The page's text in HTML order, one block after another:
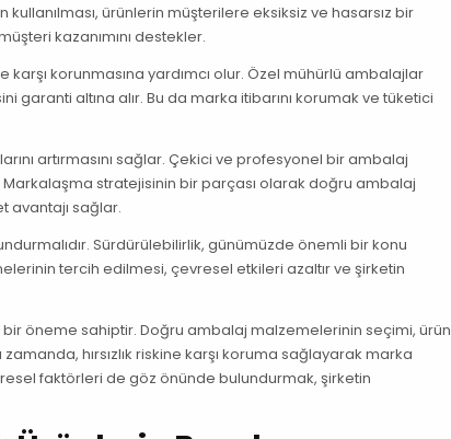
ürünlerin müşterilere eksiksiz ve hasarsız bir
kazanımını destekler.
korunmasına yardımcı olur. Özel mühürlü ambalajlar
altına alır. Bu da marka itibarını korumak ve tüketici
artırmasını sağlar. Çekici ve profesyonel bir ambalaj
stratejisinin bir parçası olarak doğru ambalaj
avantajı sağlar.
Sürdürülebilirlik, günümüzde önemli bir konu
tercih edilmesi, çevresel etkileri azaltır ve şirketin
öneme sahiptir. Doğru ambalaj malzemelerinin seçimi, ürün
hırsızlık riskine karşı koruma sağlayarak marka
faktörleri de göz önünde bulundurmak, şirketin